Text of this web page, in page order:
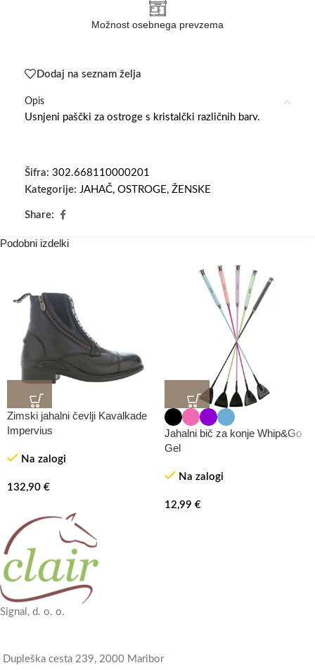
Možnost osebnega prevzema
Dodaj na seznam želja
Opis
Usnjeni paščki za ostroge s kristalčki različnih barv.
Šifra: 302.668110000201
Kategorije: JAHAČ, OSTROGE, ŽENSKE
Share:
Podobni izdelki
Zimski jahalni čevlji Kavalkade
Impervius
Na zalogi
132,90 €
Jahalni bič za konje Whip&Go
Gel
Na zalogi
12,99 €
Signal, d. o. o.
Dupleška cesta 239, 2000 Maribor